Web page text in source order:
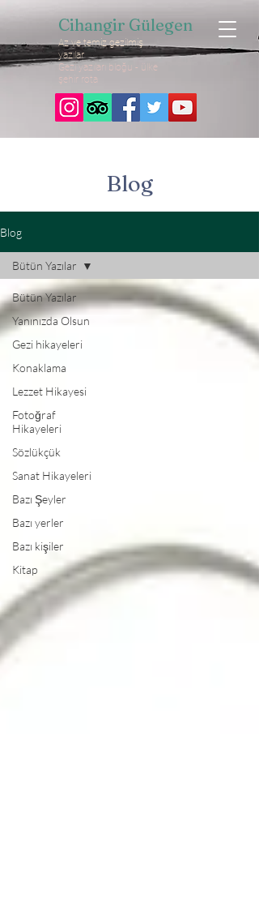
Cihangir Gülegen
Az ve temiz gezilmiş
yazılar
Gezi yazıları bloğu - ülke
şehir rota
Blog
Blog
Bütün Yazılar
Yanınızda Olsun
Gezi hikayeleri
Konaklama
Lezzet Hikayesi
Fotoğraf
Hikayeleri
Sözlükçük
Sanat Hikayeleri
Bazı Şeyler
Bazı yerler
Bazı kişiler
Kitap
Bütün Yazılar